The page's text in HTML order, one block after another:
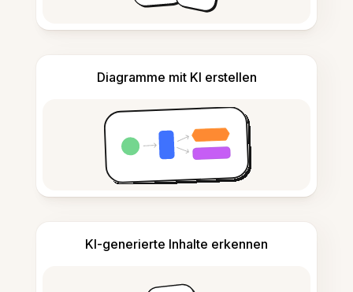
Diagramme mit KI erstellen
KI-generierte Inhalte erkennen